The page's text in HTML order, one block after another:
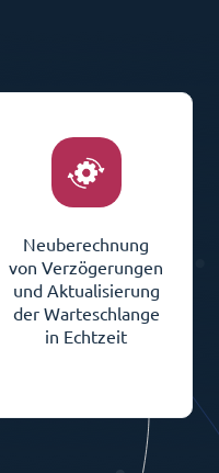
Neuberechnung
von Verzögerungen
und Aktualisierung
der Warteschlange
in Echtzeit